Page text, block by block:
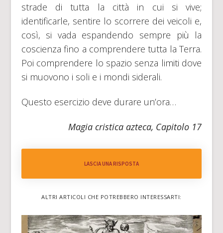
strade di tutta la città in cui si vive;
identificarle, sentire lo scorrere dei veicoli e,
così, si vada espandendo sempre più la
coscienza fino a comprendere tutta la Terra.
Poi comprendere lo spazio senza limiti dove
si muovono i soli e i mondi siderali.
Questo esercizio deve durare un’ora…
Magia cristica azteca, Capitolo 17
LASCIA UNA RISPOSTA
ALTRI ARTICOLI CHE POTREBBERO INTERESSARTI: